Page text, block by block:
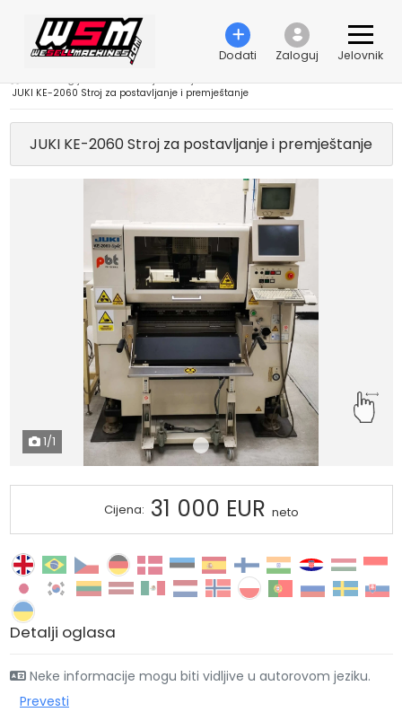
Dodati Zaloguj Jelovnik
JUKI KE-2060 Stroj za postavljanje i premještanje
JUKI KE-2060 Stroj za postavljanje i premještanje
1/1
Cijena: 31 000 EUR neto
Detalji oglasa
Neke informacije mogu biti vidljive u autorovom jeziku.
Prevesti